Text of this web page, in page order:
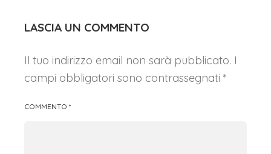
LASCIA UN COMMENTO
Il tuo indirizzo email non sarà pubblicato. I
campi obbligatori sono contrassegnati *
COMMENTO *